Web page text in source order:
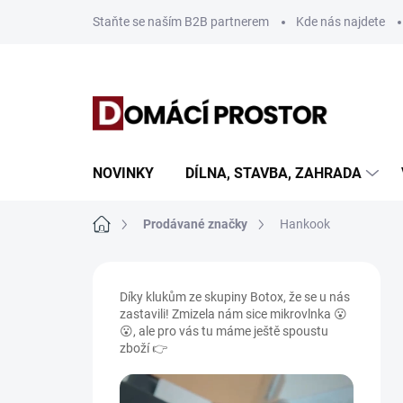
Staňte se naším B2B partnerem Kde nás najdete
NOVINKY DÍLNA, STAVBA, ZAHRADA
Domů Prodávané značky Hankook
Díky klukům ze skupiny Botox, že se u nás
zastavili! Zmizela nám sice mikrovlnka 😮
😮, ale pro vás tu máme ještě spoustu
zboží 👉